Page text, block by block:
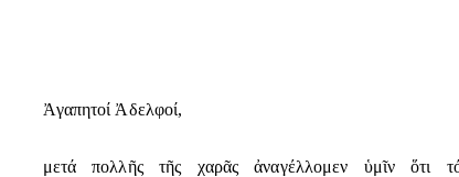
Ἀγαπητοί Ἀδελφοί,
μετά πολλῆς τῆς χαρᾶς ἀναγέλλομεν ὑμῖν ὅτι